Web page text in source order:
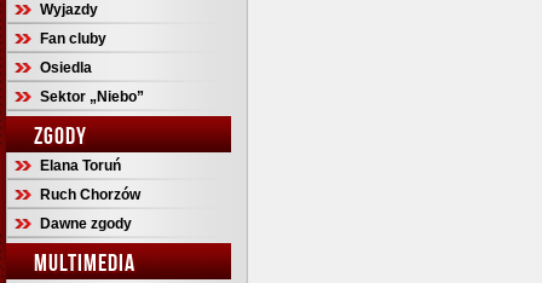
Wyjazdy
Fan cluby
Osiedla
Sektor „Niebo”
ZGODY
Elana Toruń
Ruch Chorzów
Dawne zgody
MULTIMEDIA